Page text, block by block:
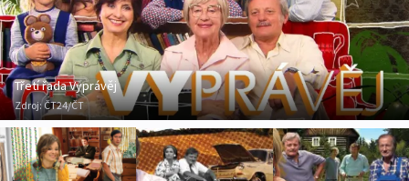
Třetí řada Vyprávěj
Zdroj:ČT24/ČT